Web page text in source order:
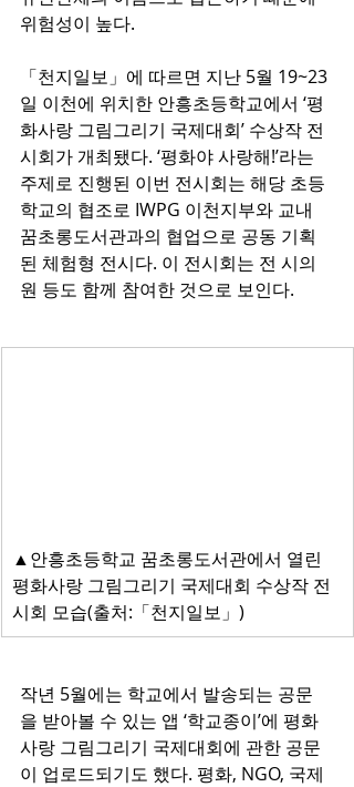
위험성이 높다.
「천지일보」에 따르면 지난 5월 19~23
일 이천에 위치한 안흥초등학교에서 ‘평
화사랑 그림그리기 국제대회’ 수상작 전
시회가 개최됐다. ‘평화야 사랑해!’라는
주제로 진행된 이번 전시회는 해당 초등
학교의 협조로 IWPG 이천지부와 교내
꿈초롱도서관과의 협업으로 공동 기획
된 체험형 전시다. 이 전시회는 전 시의
원 등도 함께 참여한 것으로 보인다.
▲안흥초등학교 꿈초롱도서관에서 열린
평화사랑 그림그리기 국제대회 수상작 전
시회 모습(출처:「천지일보」)
작년 5월에는 학교에서 발송되는 공문
을 받아볼 수 있는 앱 ‘학교종이’에 평화
사랑 그림그리기 국제대회에 관한 공문
이 업로드되기도 했다. 평화, NGO, 국제